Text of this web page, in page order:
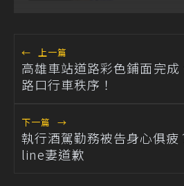
← 上一篇
高雄車站道路彩色鋪面完
路口行車秩序！
下一篇 →
執行酒駕勤務被告身心俱疲
line妻道歉